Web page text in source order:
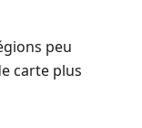
peu
carte plus